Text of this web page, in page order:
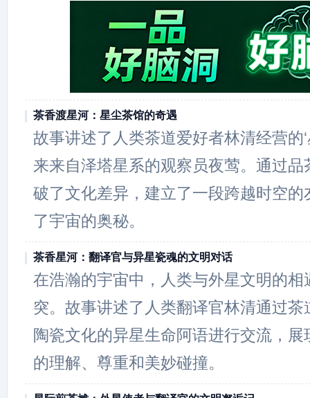
茶香渡星河：星尘茶馆的奇遇
故事讲述了人类茶道爱好者林清经营的
来来自泽塔星系的观察员夜莺。通过
破了文化差异，建立了一段跨越时空的
了宇宙的奥秘。
茶香星河：翻译官与异星瓷魂的文明对话
在浩瀚的宇宙中，人类与外星文明的相
突。故事讲述了人类翻译官林清通过
陶瓷文化的异星生命阿语进行交流，
的理解、尊重和美妙碰撞。